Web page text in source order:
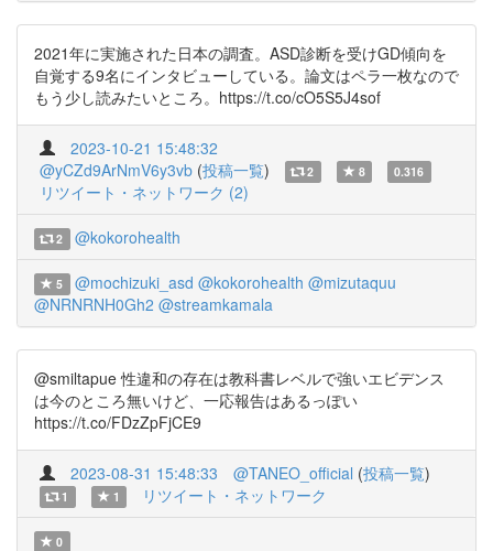
2021年に実施された日本の調査。ASD診断を受けGD傾向を
自覚する9名にインタビューしている。論文はペラ一枚なので
もう少し読みたいところ。https://t.co/cO5S5J4sof
2023-10-21 15:48:32
@yCZd9ArNmV6y3vb (投稿一覧) 2 8 0.316
リツイート・ネットワーク (2)
2 @kokorohealth
5 @mochizuki_asd @kokorohealth @mizutaquu
@NRNRNH0Gh2 @streamkamala
@smiltapue 性違和の存在は教科書レベルで強いエビデンス
は今のところ無いけど、一応報告はあるっぽい
https://t.co/FDzZpFjCE9
2023-08-31 15:48:33 @TANEO_official (投稿一覧)
1 1 リツイート・ネットワーク
0